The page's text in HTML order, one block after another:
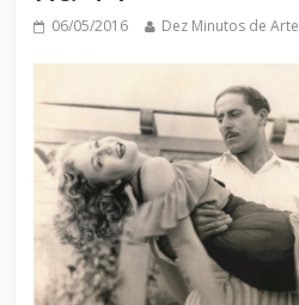
06/05/2016 Dez Minutos de Arte